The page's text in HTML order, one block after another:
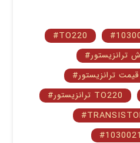
#TO220
ترانزیستور
#قیمت ترانزیستور
#ترانزیستور TO220